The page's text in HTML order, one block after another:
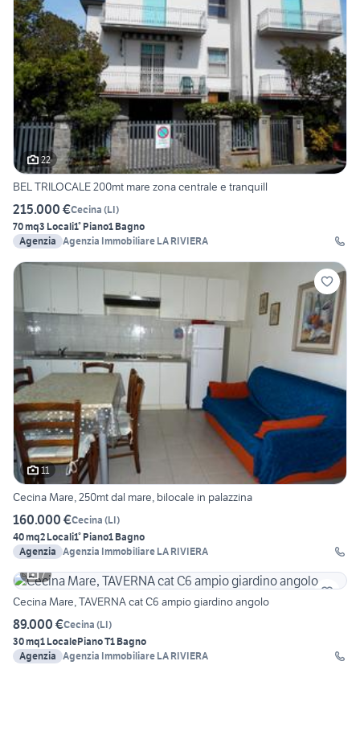
22
BEL TRILOCALE 200mt mare zona centrale e tranquill
215.000 €Cecina (LI)
70 mq3 Locali1° Piano1 Bagno
Agenzia Agenzia Immobiliare LA RIVIERA
11
Cecina Mare, 250mt dal mare, bilocale in palazzina
160.000 €Cecina (LI)
40 mq2 Locali1° Piano1 Bagno
Agenzia Agenzia Immobiliare LA RIVIERA
7
Cecina Mare, TAVERNA cat C6 ampio giardino angolo
89.000 €Cecina (LI)
30 mq1 LocalePiano T1 Bagno
Agenzia Agenzia Immobiliare LA RIVIERA